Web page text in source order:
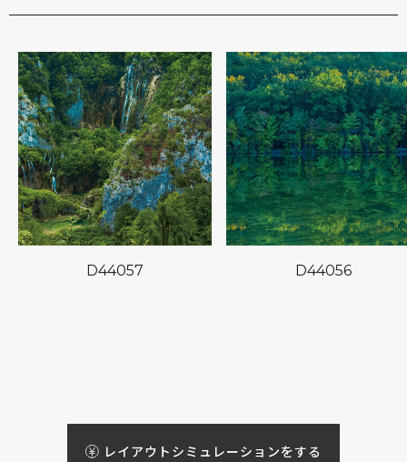
D44057 D44056
レイアウトシミュレーションをする